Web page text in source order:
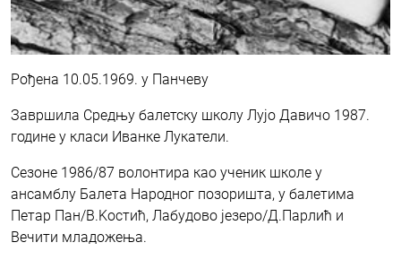
Рођена 10.05.1969. у Панчеву
Завршила Средњу балетску школу Лујо Давичо 1987.
године у класи Иванке Лукатели.
Сезоне 1986/87 волонтира као ученик школе у
ансамблу Балета Народног позоришта, у балетима
Петар Пан/В.Kостић, Лабудово језеро/Д.Парлић и
Вечити младожења.